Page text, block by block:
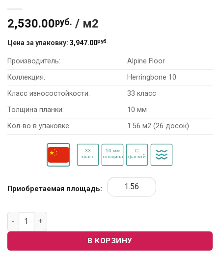
2,530.00руб. / м2
Цена за упаковку: 3,947.00руб.
Производитель:
Alpine Floor
Коллекция:
Herringbone 10
Класс износостойкости:
33 класс
Толщина планки:
10 мм
Кол-во в упаковке:
1.56 м2 (26 досок)
Приобретаемая площадь:
Количество товара Ламинат Alpine Floor Herringbone 10
В КОРЗИНУ